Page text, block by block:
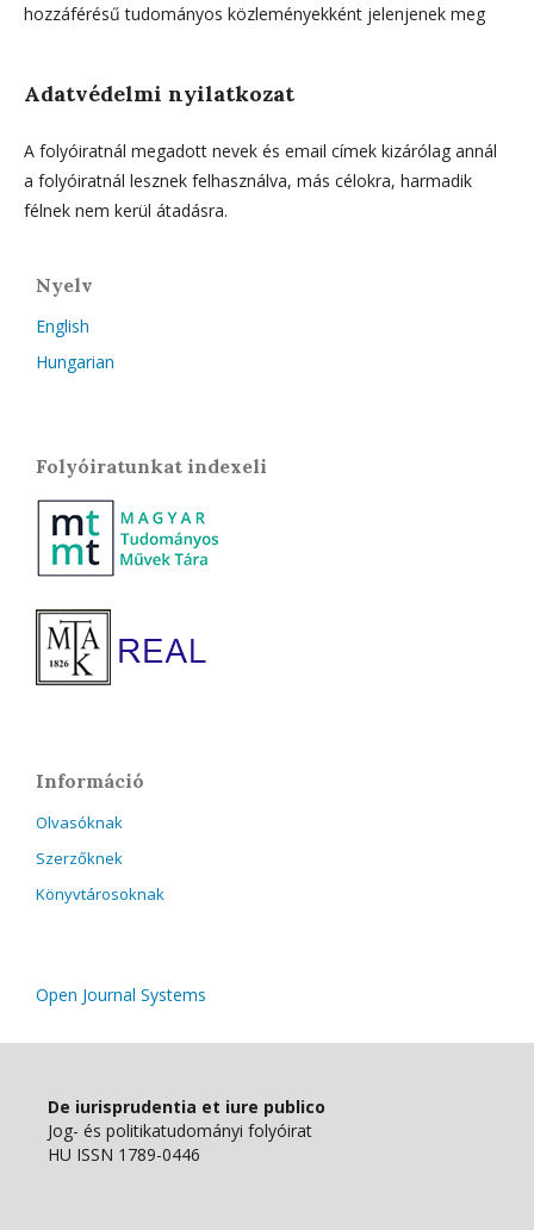
hozzáférésű tudományos közleményekként jelenjenek meg
Adatvédelmi nyilatkozat
A folyóiratnál megadott nevek és email címek kizárólag annál
a folyóiratnál lesznek felhasználva, más célokra, harmadik
félnek nem kerül átadásra.
Nyelv
English
Hungarian
Folyóiratunkat indexeli
Információ
Olvasóknak
Szerzőknek
Könyvtárosoknak
Open Journal Systems
De iurisprudentia et iure publico
Jog- és politikatudományi folyóirat
HU ISSN 1789-0446